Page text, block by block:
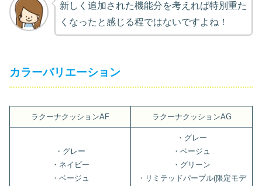
新しく追加された機能分を考えれば特別重た
くなったと感じる程ではないですよね！
カラーバリエーション
ラクーナクッションAF ラクーナクッションAG
・グレー
・ネイビー
・ベージュ
・グレー
・ベージュ
・グリーン
・リミテッドパープル(限定モデ